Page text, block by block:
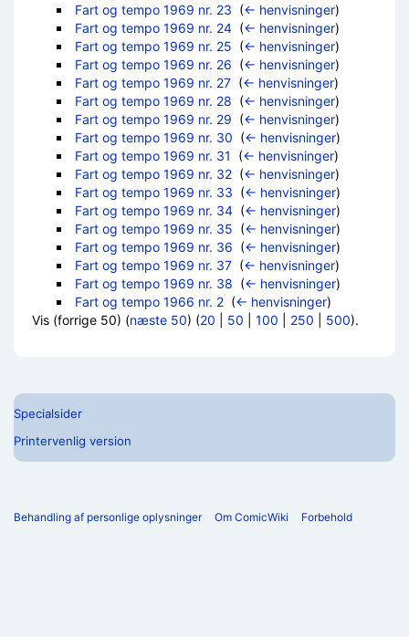
Fart og tempo 1969 nr. 23 (← henvisninger)
Fart og tempo 1969 nr. 24‎ (← henvisninger)
Fart og tempo 1969 nr. 25 (← henvisninger)
Fart og tempo 1969 nr. 26 (← henvisninger)
Fart og tempo 1969 nr. 27‎ (← henvisninger)
Fart og tempo 1969 nr. 28 (← henvisninger)
Fart og tempo 1969 nr. 29 (← henvisninger)
Fart og tempo 1969 nr. 30 (← henvisninger)
Fart og tempo 1969 nr. 31
(← henvisninger)
Fart og tempo 1969 nr. 32‎ (← henvisninger)
Fart og tempo 1969 nr. 33 (← henvisninger)
Fart og tempo 1969 nr. 34‎ (← henvisninger)
Fart og tempo 1969 nr. 35 (← henvisninger)
Fart og tempo 1969 nr. 36 (← henvisninger)
Fart og tempo 1969 nr. 37‎ (← henvisninger)
Fart og tempo 1969 nr. 38 (← henvisninger)
Fart og tempo 1966 nr. 2‎ (← henvisninger)
Vis (forrige 50) (næste 50) (20 50 100 250 500).
Specialsider
Printervenlig version
Behandling af personlige oplysninger Om ComicWiki Forbehold